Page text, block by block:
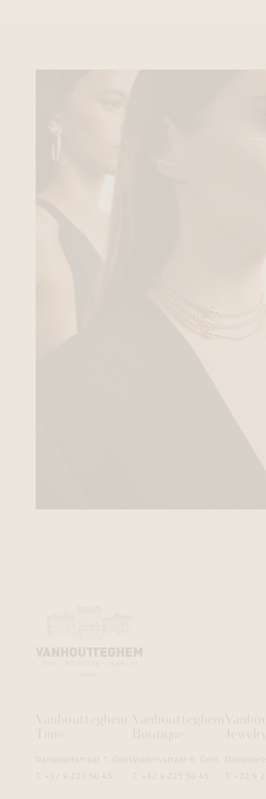
Vanhoutteghem
Time
Dampoortstraat 1, Gent
T. +32 9 225 50 45
Vanhoutteghem
Boutique
Voldersstraat 6, Gent
T. +32 9 225 50 45
T. +32 9